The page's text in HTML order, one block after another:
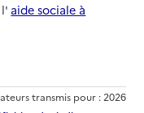
aide sociale à
transmis pour : 2026